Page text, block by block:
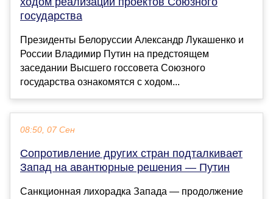
государства
Президенты Белоруссии Александр Лукашенко и
России Владимир Путин на предстоящем
заседании Высшего госсовета Союзного
государства ознакомятся с ходом...
08:50, 07 Сен
Сопротивление других стран подталкивает
Запад на авантюрные решения — Путин
Санкционная лихорадка Запада — продолжение